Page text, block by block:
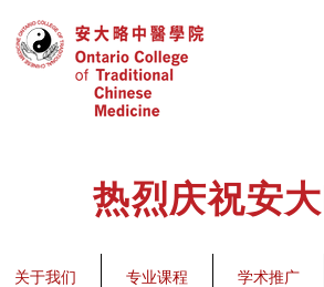
热烈庆祝安
关于我们 专业课程 学术推广